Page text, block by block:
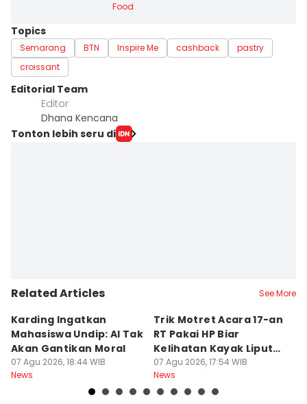
Food
Topics
Semarang BTN Inspire Me cashback
pastry
croissant
Editorial Team
Editor
Dhana Kencana
Tonton lebih seru di
Related Articles See More
Karding Ingatkan
Mahasiswa Undip: AI Tak
Akan Gantikan Moral
07 Agu 2026, 18:44 WIB
News
Trik Motret Acara 17-an
RT Pakai HP Biar
Kelihatan Kayak Liputan
Festival Nasional
07 Agu 2026, 17:54 WIB
News